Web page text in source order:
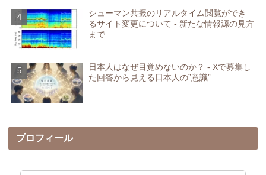
シューマン共振のリアルタイム閲覧ができ
るサイト変更について - 新たな情報源の見方
まで
日本人はなぜ目覚めないのか？ - Xで募集し
た回答から見える日本人の”意識”
プロフィール